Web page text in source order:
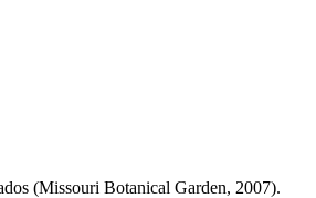
(Missouri Botanical Garden, 2007).